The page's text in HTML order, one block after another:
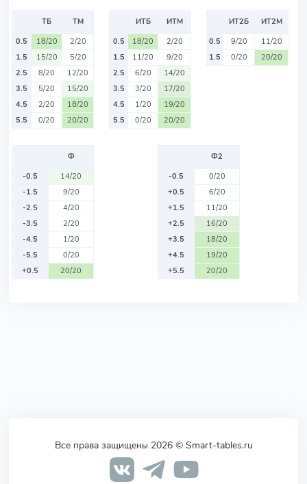
ТБ
ТМ
0.5
18/20
2/20
1.5
15/20
5/20
2.5
8/20
12/20
3.5
5/20
15/20
4.5
2/20
18/20
5.5
0/20 20/20
ИТБ
ИТМ
0.5
18/20
2/20
1.5
11/20
9/20
2.5
6/20
14/20
3.5
3/20
17/20
4.5
1/20
19/20
5.5
0/20 20/20
ИТ2Б
ИТ2М
0.5
9/20
11/20
1.5
0/20 20/20
Ф
-0.5
14/20
-1.5
9/20
-2.5
4/20
-3.5
2/20
-4.5
1/20
-5.5
0/20
+0.5
20/20
Ф2
-0.5
0/20
+0.5
6/20
+1.5
11/20
+2.5
16/20
+3.5
18/20
+4.5
19/20
+5.5
20/20
Все права защищены 2026 © Smart-tables.ru